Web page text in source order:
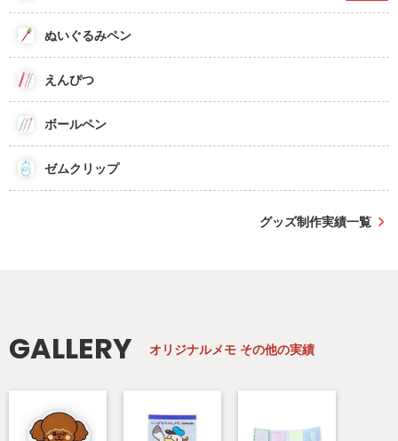
ぬいぐるみペン
えんぴつ
ボールペン
ゼムクリップ
グッズ制作実績一覧
GALLERY オリジナルメモ その他の実績